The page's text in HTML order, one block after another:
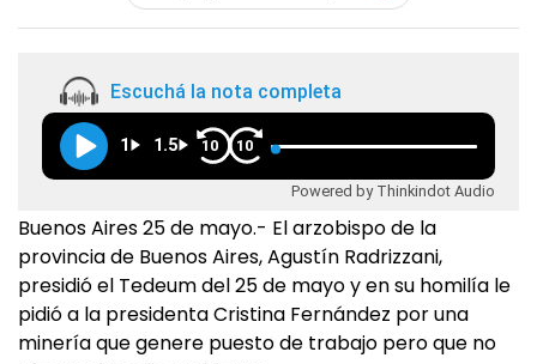
Escuchá la nota completa
1 1.5 10 10
Powered by Thinkindot Audio
Buenos Aires 25 de mayo.- El arzobispo de la
provincia de Buenos Aires, Agustín Radrizzani,
presidió el Tedeum del 25 de mayo y en su homilía le
pidió a la presidenta Cristina Fernández por una
minería que genere puesto de trabajo pero que no